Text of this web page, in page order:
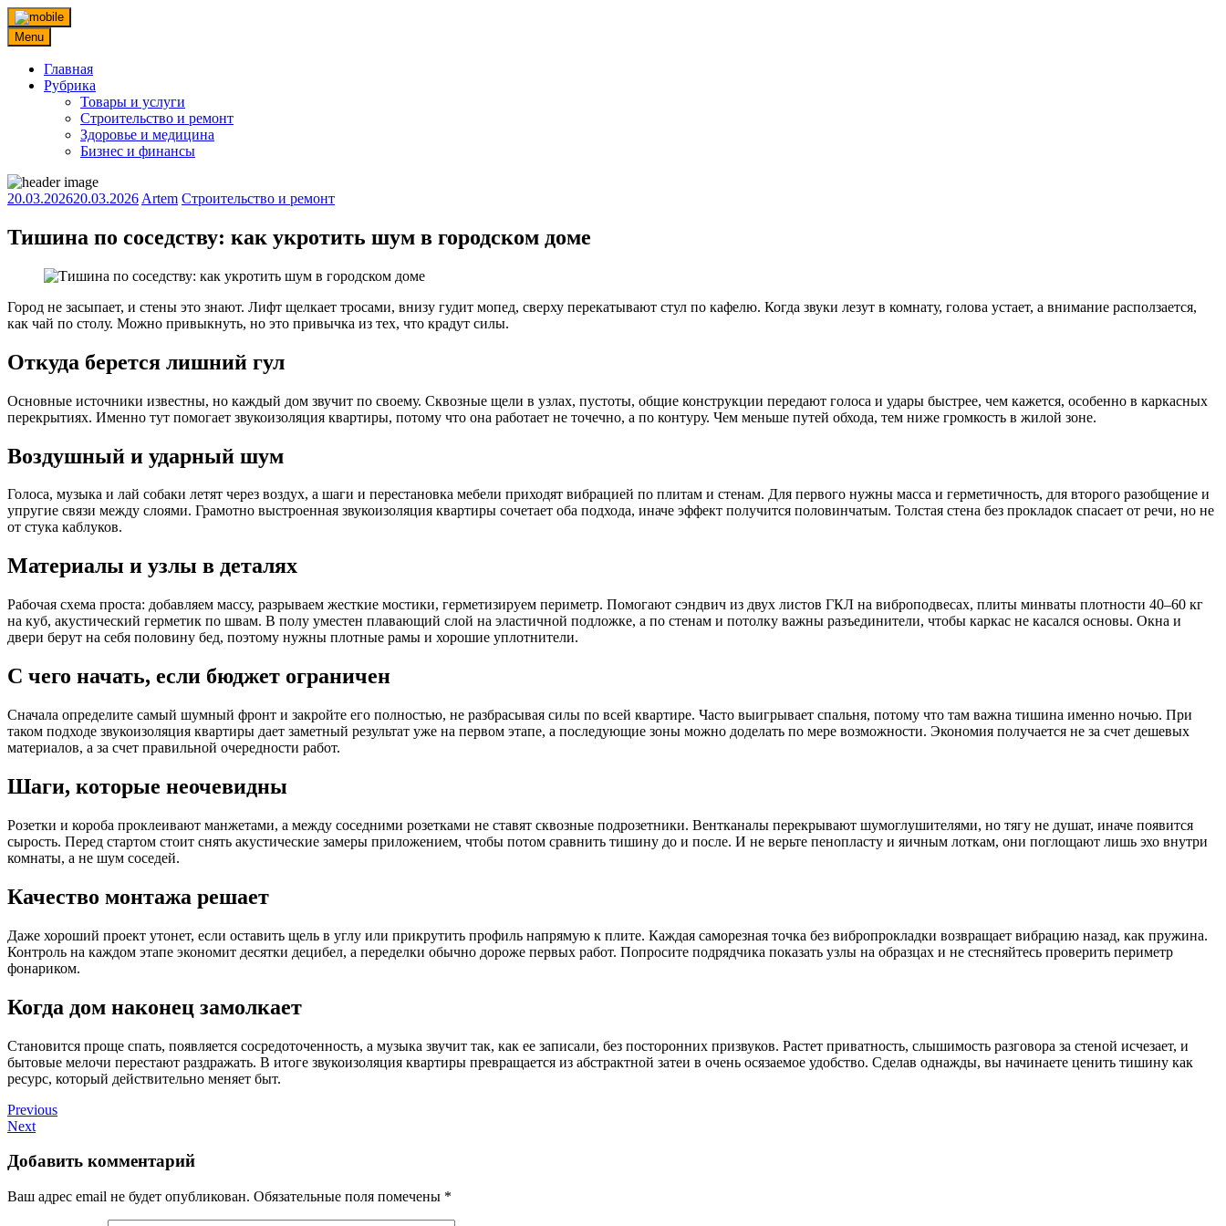
Skip
to
content
Menu
Главная
Рубрика
Товары и услуги
Строительство и ремонт
Здоровье и медицина
Бизнес и финансы
20.03.202620.03.2026 Artem Строительство и ремонт
Тишина по соседству: как укротить шум в городском доме
Город не засыпает, и стены это знают. Лифт щелкает тросами, внизу гудит мопед, сверху перекатывают стул по кафелю. Когда звуки лезут в комнату, голова устает, а внимание расползается,
как чай по столу. Можно привыкнуть, но это привычка из тех, что крадут силы.
Откуда берется лишний гул
Основные источники известны, но каждый дом звучит по своему. Сквозные щели в узлах, пустоты, общие конструкции передают голоса и удары быстрее, чем кажется, особенно в каркасных
перекрытиях. Именно тут помогает звукоизоляция квартиры, потому что она работает не точечно, а по контуру. Чем меньше путей обхода, тем ниже громкость в жилой зоне.
Воздушный и ударный шум
Голоса, музыка и лай собаки летят через воздух, а шаги и перестановка мебели приходят вибрацией по плитам и стенам. Для первого нужны масса и герметичность, для второго разобщение и
упругие связи между слоями. Грамотно выстроенная звукоизоляция квартиры сочетает оба подхода, иначе эффект получится половинчатым. Толстая стена без прокладок спасает от речи, но не
от стука каблуков.
Материалы и узлы в деталях
Рабочая схема проста: добавляем массу, разрываем жесткие мостики, герметизируем периметр. Помогают сэндвич из двух листов ГКЛ на виброподвесах, плиты минваты плотности 40–60 кг
на куб, акустический герметик по швам. В полу уместен плавающий слой на эластичной подложке, а по стенам и потолку важны разъединители, чтобы каркас не касался основы. Окна и
двери берут на себя половину бед, поэтому нужны плотные рамы и хорошие уплотнители.
С чего начать, если бюджет ограничен
Сначала определите самый шумный фронт и закройте его полностью, не разбрасывая силы по всей квартире. Часто выигрывает спальня, потому что там важна тишина именно ночью. При
таком подходе звукоизоляция квартиры дает заметный результат уже на первом этапе, а последующие зоны можно доделать по мере возможности. Экономия получается не за счет дешевых
материалов, а за счет правильной очередности работ.
Шаги, которые неочевидны
Розетки и короба проклеивают манжетами, а между соседними розетками не ставят сквозные подрозетники. Вентканалы перекрывают шумоглушителями, но тягу не душат, иначе появится
сырость. Перед стартом стоит снять акустические замеры приложением, чтобы потом сравнить тишину до и после. И не верьте пенопласту и яичным лоткам, они поглощают лишь эхо внутри
комнаты, а не шум соседей.
Качество монтажа решает
Даже хороший проект утонет, если оставить щель в углу или прикрутить профиль напрямую к плите. Каждая саморезная точка без вибропрокладки возвращает вибрацию назад, как пружина.
Контроль на каждом этапе экономит десятки децибел, а переделки обычно дороже первых работ. Попросите подрядчика показать узлы на образцах и не стесняйтесь проверить периметр
фонариком.
Когда дом наконец замолкает
Становится проще спать, появляется сосредоточенность, а музыка звучит так, как ее записали, без посторонних призвуков. Растет приватность, слышимость разговора за стеной исчезает, и
бытовые мелочи перестают раздражать. В итоге звукоизоляция квартиры превращается из абстрактной затеи в очень осязаемое удобство. Сделав однажды, вы начинаете ценить тишину как
ресурс, который действительно меняет быт.
Previous
Next
Добавить комментарий
Ваш адрес email не будет опубликован. Обязательные поля помечены *